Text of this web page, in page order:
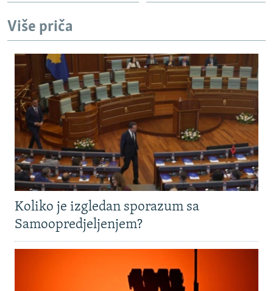
NASTANAK I RASPAD JUGOSLAVIJE
Više priča
Koliko je izgledan sporazum sa
Samoopredjeljenjem?